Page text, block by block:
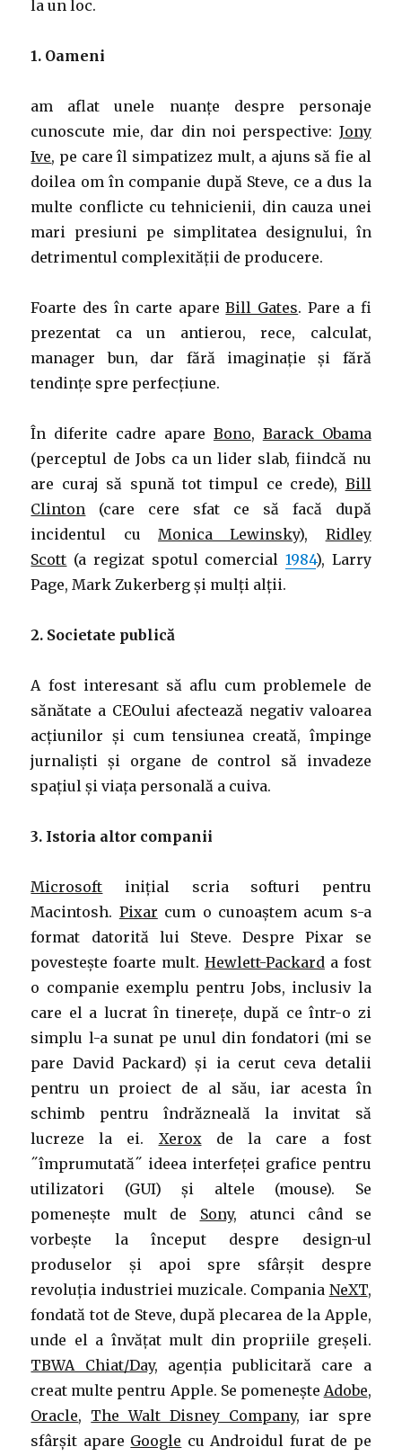
la un loc.
1. Oameni
am aflat unele nuanțe despre personaje
cunoscute mie, dar din noi perspective: Jony
Ive, pe care îl simpatizez mult, a ajuns să fie al
doilea om în companie după Steve, ce a dus la
multe conflicte cu tehnicienii, din cauza unei
mari presiuni pe simplitatea designului, în
detrimentul complexității de producere.
Foarte des în carte apareBill Gates. Pare a fi
prezentat ca un antierou, rece, calculat,
manager bun, dar fără imaginație și fără
tendințe spre perfecțiune.
În diferite cadre apare Bono, Barack Obama
(perceptul de Jobs ca un lider slab, fiindcă nu
are curaj să spună tot timpul ce crede), Bill
Clinton (care cere sfat ce să facă după
incidentul cu Monica Lewinsky), Ridley
Scott (a regizat spotul comercial 1984), Larry
Page, Mark Zukerberg și mulți alții.
2. Societate publică
A fost interesant să aflu cum problemele de
sănătate a CEOului afectează negativ valoarea
acțiunilor și cum tensiunea creată, împinge
jurnaliști și organe de control să invadeze
spațiul și viața personală a cuiva.
3. Istoria altor companii
Microsoft inițial scria softuri pentru
Macintosh. Pixar cum o cunoaștem acum s-a
format datorită lui Steve. Despre Pixar se
povestește foarte mult. Hewlett-Packarda fost
o companie exemplu pentru Jobs, inclusiv la
care el a lucrat în tinerețe, după ce într-o zi
simplu l-a sunat pe unul din fondatori (mi se
pare David Packard) și ia cerut ceva detalii
pentru un proiect de al său, iar acesta în
schimb pentru îndrăzneală la invitat să
lucreze la ei. Xeroxde la care a fost
˝împrumutată˝ ideea interfeței grafice pentru
utilizatori (GUI) și altele (mouse). Se
pomenește mult de Sony, atunci când se
vorbește la început despre design-ul
produselor și apoi spre sfârșit despre
revoluția industriei muzicale. Compania NeXT,
fondată tot de Steve, după plecarea de la Apple,
unde el a învățat mult din propriile greșeli.
TBWA Chiat/Day, agenția publicitară care a
creat multe pentru Apple. Se pomenește Adobe,
Oracle, The Walt Disney Company, iar spre
sfârșit apare Google cu Androidul furat de pe